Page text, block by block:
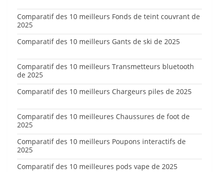
Comparatif des 10 meilleurs Fonds de teint couvrant de
2025
Comparatif des 10 meilleurs Gants de ski de 2025
Comparatif des 10 meilleurs Transmetteurs bluetooth
de 2025
Comparatif des 10 meilleurs Chargeurs piles de 2025
Comparatif des 10 meilleures Chaussures de foot de
2025
Comparatif des 10 meilleurs Poupons interactifs de
2025
Comparatif des 10 meilleures pods vape de 2025